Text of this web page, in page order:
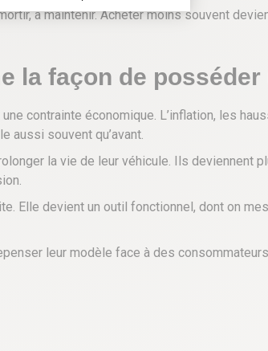
à maintenir. Acheter moins souvent
la façon de
contrainte économique. L’inflation, les
aussi souvent qu’avant.
la vie de leur véhicule. Ils deviennent
Elle devient un outil fonctionnel, dont on
leur modèle face à des